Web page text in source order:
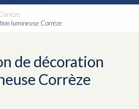
lumineuse Corrèze
de décoration
Corrèze